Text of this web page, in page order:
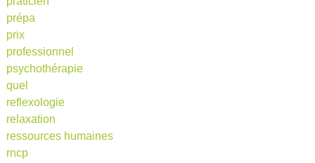
prépa
prix
professionnel
psychothérapie
quel
reflexologie
relaxation
ressources humaines
rncp